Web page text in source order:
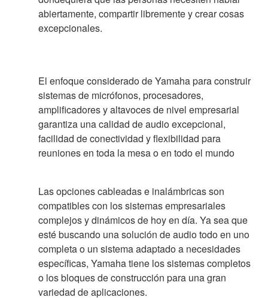
abiertamente, compartir libremente y crear cosas
excepcionales.
El enfoque considerado de Yamaha para construir
sistemas de micrófonos, procesadores,
amplificadores y altavoces de nivel empresarial
garantiza una calidad de audio excepcional,
facilidad de conectividad y flexibilidad para
reuniones en toda la mesa o en todo el mundo
Las opciones cableadas e inalámbricas son
compatibles con los sistemas empresariales
complejos y dinámicos de hoy en día. Ya sea que
esté buscando una solución de audio todo en uno
completa o un sistema adaptado a necesidades
específicas, Yamaha tiene los sistemas completos
o los bloques de construcción para una gran
variedad de aplicaciones.